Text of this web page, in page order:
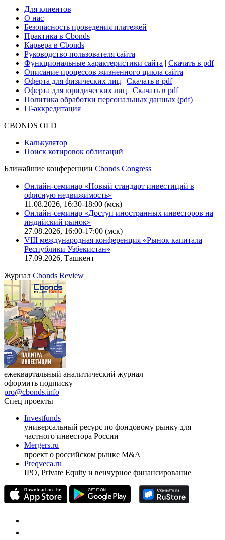
Для клиентов
О нас
Безопасность проведения платежей
Практика в Cbonds
Карьера в Cbonds
Руководство пользователя сайта
Функциональные характеристики сайта | Скачать в pdf
Описание процессов жизненного цикла сайта
Оферта для физических лиц | Скачать в pdf
Оферта для юридических лиц | Скачать в pdf
Политика обработки персональных данных (pdf)
IT-аккредитация
CBONDS OLD
Калькулятор
Поиск котировок облигаций
Ближайшие конференции Cbonds Congress
Онлайн-семинар «Новый стандарт инвестиций в
офисную недвижимость»
11.08.2026, 16:30-18:00 (мск)
Онлайн-семинар «Доступ иностранных инвесторов на
индийский рынок»
27.08.2026, 16:00-17:00 (мск)
VIII международная конференция «Рынок капитала
Республики Узбекистан»
17.09.2026, Ташкент
Журнал Cbonds Review
ежеквартальный аналитический журнал
оформить подписку
pro@cbonds.info
Спец проекты
Investfunds
универсальный ресурс по фондовому рынку для
частного инвестора России
Mergers.ru
проект о российском рынке M&A
Preqveca.ru
IPO, Private Equity и венчурное финансирование